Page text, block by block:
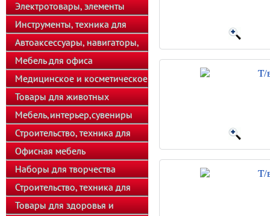
телефоны
Электротовары, элементы
питания, освещение
Инструменты, техника для
подсобного хозяйства
Автоаксессуары, навигаторы,
автозвук
Мебель для офиса
Медицинское и косметическое
оборудование
Товары для животных
Мебель,интерьер,сувениры
Строительство, техника для
хозяйства
Офисная мебель
Наборы для творчества
Строительство, техника для
подсобного хозяйства
Товары для здоровья и
Т/
Т/